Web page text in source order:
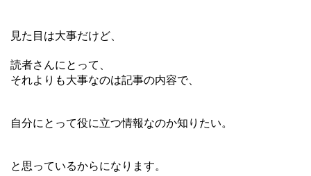
見た目は大事だけど、
読者さんにとって、
それよりも大事なのは記事の内容で、
自分にとって役に立つ情報なのか知りたい。
と思っているからになります。